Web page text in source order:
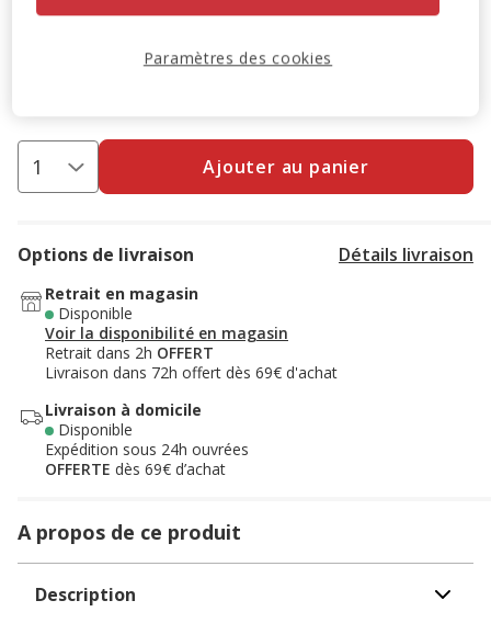
-10% sur votre première commande* avec votre Carte
Voir conditions
Ajouter au panier
Options de livraison Détails livraison
Retrait en magasin
Disponible
Voir la disponibilité en magasin
Retrait dans 2h OFFERT
Livraison dans 72h offert dès 69€ d'achat
Livraison à domicile
Disponible
Expédition sous 24h ouvrées
OFFERTE dès 69€ d’achat
A propos de ce produit
Description
Paramètres des cookies